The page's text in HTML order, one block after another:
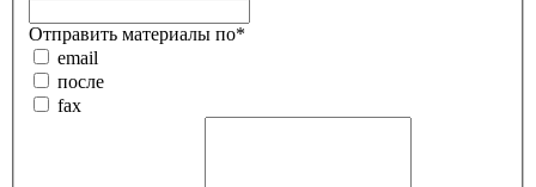
Отправить материалы по*
email
после
fax